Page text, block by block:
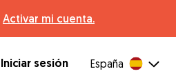
Activar mi cuenta.
Iniciar sesión España